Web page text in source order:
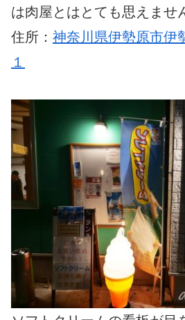
は肉屋とはとても思えませ
住所： 神奈川県伊勢原市伊
１